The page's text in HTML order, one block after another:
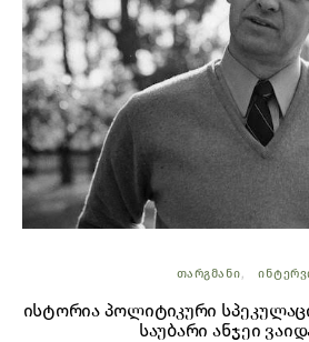
ᲗᲐᲠᲒᲛᲐᲜᲘ
ისტორია პოლიტიკური
საუბარი ანჯეი